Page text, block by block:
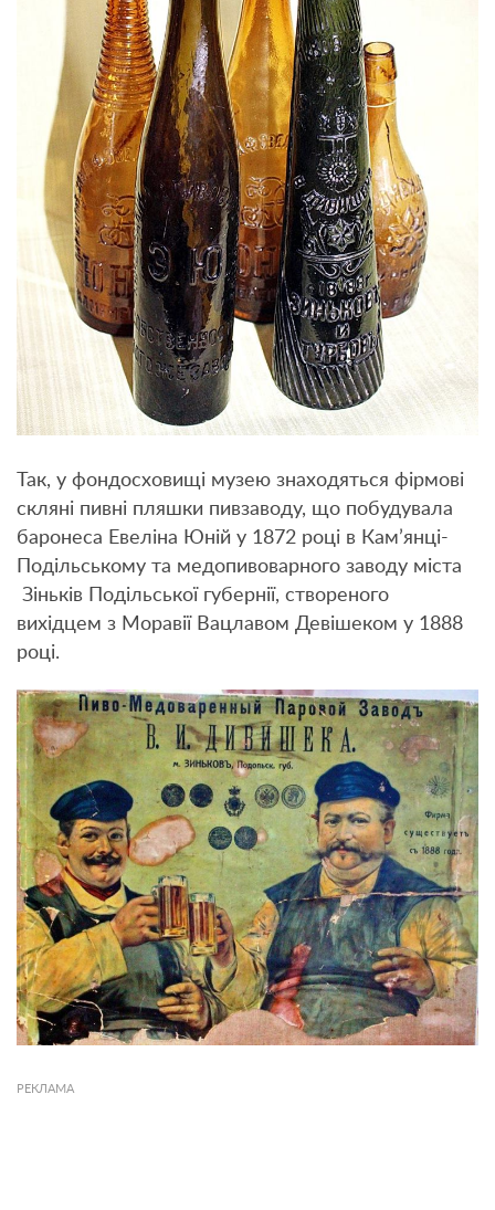
Так, у фондосховищі музею знаходяться фірмові
скляні пивні пляшки пивзаводу, що побудувала
баронеса Евеліна Юній у 1872 році в Кам’янці-
Подільському та медопивоварного заводу міста
Зіньків Подільської губернії, створеного
вихідцем з Моравії Вацлавом Девішеком у 1888
році.
РЕКЛАМА